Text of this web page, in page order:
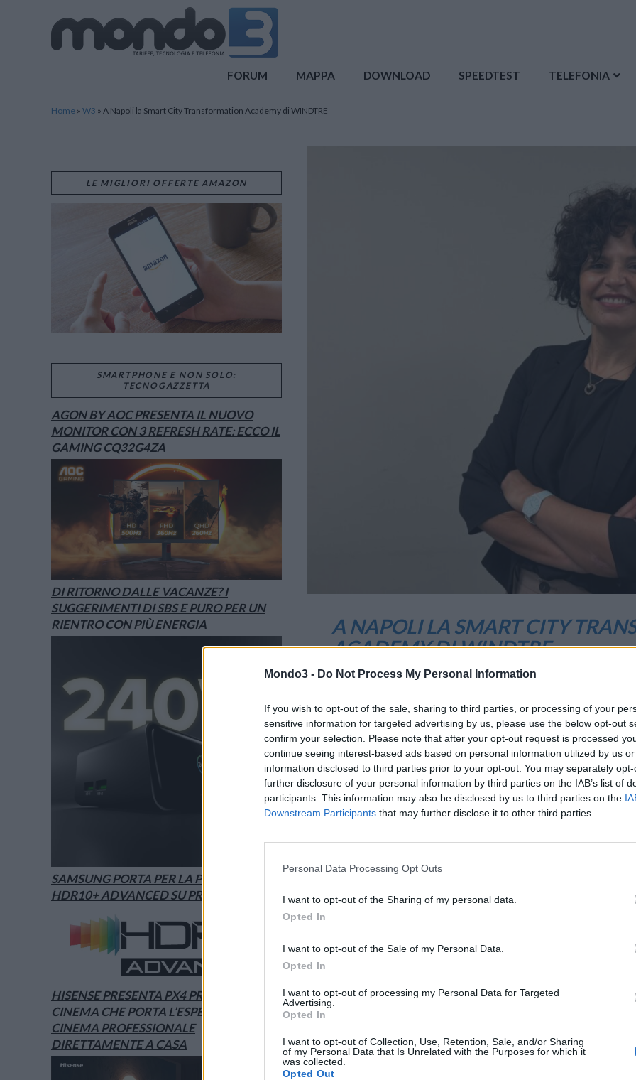
Mondo3 - Do Not Process My Personal Information
If you wish to opt-out of the sale, sharing to third parties, or processing of your
sensitive information for targeted advertising by us, please use the below opt-out
confirm your selection. Please note that after your opt-out request is processed
continue seeing interest-based ads based on personal information utilized by us
information disclosed to third parties prior to your opt-out. You may separately
further disclosure of your personal information by third parties on the IAB’s list of
participants. This information may also be disclosed by us to third parties on the
Downstream Participants that may further disclose it to other third parties.
Personal Data Processing Opt Outs
I want to opt-out of the Sharing of my personal data.
Opted In
I want to opt-out of the Sale of my Personal Data.
Opted In
I want to opt-out of processing my Personal Data for Targeted
Advertising.
Opted In
I want to opt-out of Collection, Use, Retention, Sale, and/or Sharing
of my Personal Data that Is Unrelated with the Purposes for which it
was collected.
Opted Out
FORUM MAPPA DOWNLOAD SPEEDTEST TELEFONIA
Home » W3 » A Napoli la Smart City Transformation Academy di WINDTRE
A NAPOLI LA SMART CITY
ACADEMY DI WINDTRE
27 Giugno 2024 12:57 by Redazione
Si è tenuto presso l’Unione Industriali di Napoli di Piazza dei
Turismo e Servizi tra Sostenibilità e Innovazione tecnologica”.
Academy”, l’iniziativa di educazione digitale di WINDTRE
tecnologie digitali al servizio del miglioramento ambientale,
cambiamento per le PA.
Tema del giorno sono state le applicazioni nei settori della
attraverso data center e infrastrutture cloud. Ad esempio, è
tutte le esigenze dei cittadini e del territorio, per favorire gli
minimizzare gli impatti ambientali. Queste soluzioni consentono di
straordinari, con grande affluenza di pubblico, attraverso
Stefania Matrone, Direttrice Business Change Office e Ambassador
progetti già realizzati o in sperimentazione con Comuni e
contribuire allo sviluppo e alla digitalizzazione delle PA,
flussi di pendolari o di turisti, a quella dei grandi eventi che
pianificazione. Un’evoluzione della smart city in cui gli operatori
alla presenza capillare sul territorio
LE MIGLIORI OFFERTE AMAZON
SMARTPHONE E NON SOLO:
TECNOGAZZETTA
AGON BY AOC PRESENTA IL NUOVO
MONITOR CON 3 REFRESH RATE: ECCO IL
GAMING CQ32G4ZA
DI RITORNO DALLE VACANZE? I
SUGGERIMENTI DI SBS E PURO PER UN
RIENTRO CON PIÙ ENERGIA
SAMSUNG PORTA PER LA PRIMA VOLTA
HDR10+ ADVANCED SU PRIME VIDEO
HISENSE PRESENTA PX4 PRO, IL LASER
CINEMA CHE PORTA L’ESPERIENZA DEL
CINEMA PROFESSIONALE
DIRETTAMENTE A CASA